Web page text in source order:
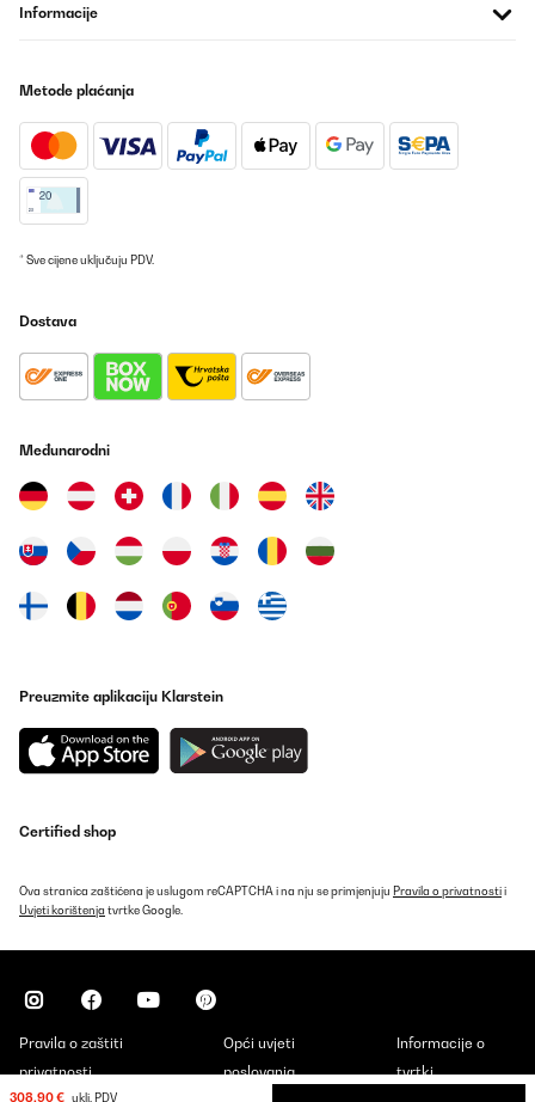
308,90 € uklj. PDV
Informacije
Metode plaćanja
* Sve cijene uključuju PDV.
Dostava
Međunarodni
Preuzmite aplikaciju Klarstein
Certified shop
Ova stranica zaštićena je uslugom reCAPTCHA i na nju se primjenjuju Pravila o privatnostii
Uvjeti korištenja tvrtke Google.
Pravila o zaštiti
privatnosti
Opći uvjeti
poslovanja
Informacije o
tvrtki